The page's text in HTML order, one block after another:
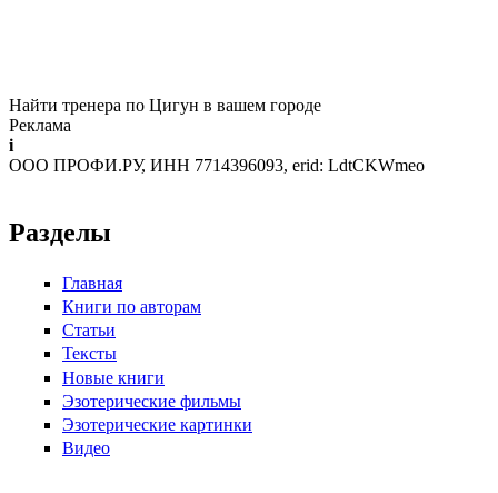
Найти тренера по Цигун в вашем городе
Реклама
i
ООО ПРОФИ.РУ, ИНН 7714396093, erid: LdtCKWmeo
Разделы
Главная
Книги по авторам
Статьи
Тексты
Новые книги
Эзотерические фильмы
Эзотерические картинки
Видео